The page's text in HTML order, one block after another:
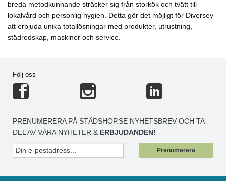
breda metodkunnande sträcker sig från storkök och tvätt till
lokalvård och personlig hygien. Detta gör det möjligt för Diversey
att erbjuda unika totallösningar med produkter, utrustning,
städredskap, maskiner och service.
Följ oss
PRENUMERERA PÅ STÄDSHOP.SE NYHETSBREV OCH TA
DEL AV VÅRA NYHETER & ERBJUDANDEN!
Prenumerera